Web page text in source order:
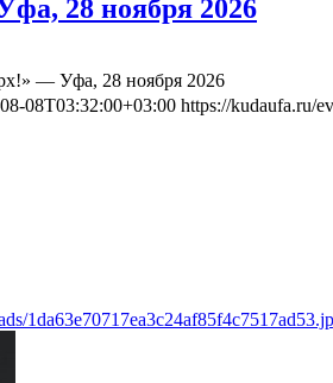
28 ноября 2026
— Уфа, 28 ноября 2026
08T03:32:00+03:00 https://kudaufa.ru/